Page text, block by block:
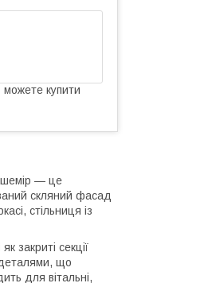
можете купити
— це
скляний фасад
стільниця із
закриті секції
що
для вітальні,